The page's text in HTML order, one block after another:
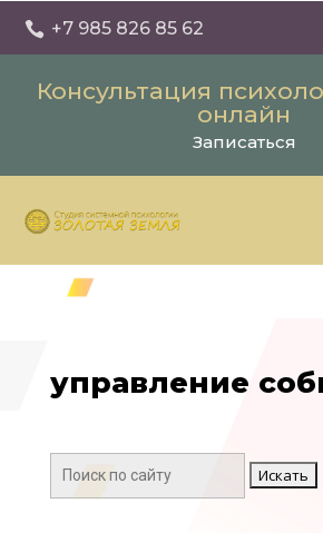
 +7 985 826 85 62
Консультация
онлайн
Записаться
управление
Поиск: